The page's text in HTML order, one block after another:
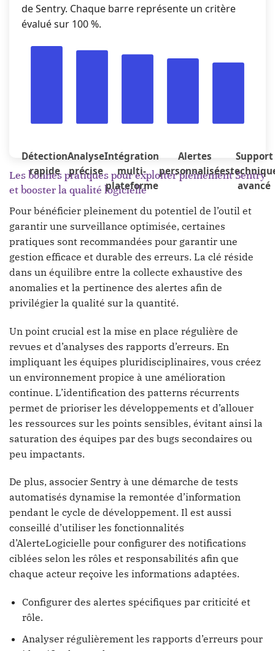
de Sentry. Chaque barre représente un critère
évalué sur 100 %.
Détection
rapide
Analyse
précise
Intégration
multi-
plateforme
Alertes
personnalisées
Support
avancé
Les bonnes pratiques pour exploiter pleinement Sentry
et booster la qualité logicielle
Pour bénéficier pleinement du potentiel de l’outil et
garantir une surveillance optimisée, certaines
pratiques sont recommandées pour garantir une
gestion efficace et durable des erreurs. La clé réside
dans un équilibre entre la collecte exhaustive des
anomalies et la pertinence des alertes afin de
privilégier la qualité sur la quantité.
Un point crucial est la mise en place régulière de
revues et d’analyses des rapports d’erreurs. En
impliquant les équipes pluridisciplinaires, vous créez
un environnement propice à une amélioration
continue. L’identification des patterns récurrents
permet de prioriser les développements et d’allouer
les ressources sur les points sensibles, évitant ainsi la
saturation des équipes par des bugs secondaires ou
peu impactants.
De plus, associer Sentry à une démarche de tests
automatisés dynamise la remontée d’information
pendant le cycle de développement. Il est aussi
conseillé d’utiliser les fonctionnalités
d’AlerteLogicielle pour configurer des notifications
ciblées selon les rôles et responsabilités afin que
chaque acteur reçoive les informations adaptées.
Configurer des alertes spécifiques par criticité et
rôle.
Analyser régulièrement les rapports d’erreurs pour